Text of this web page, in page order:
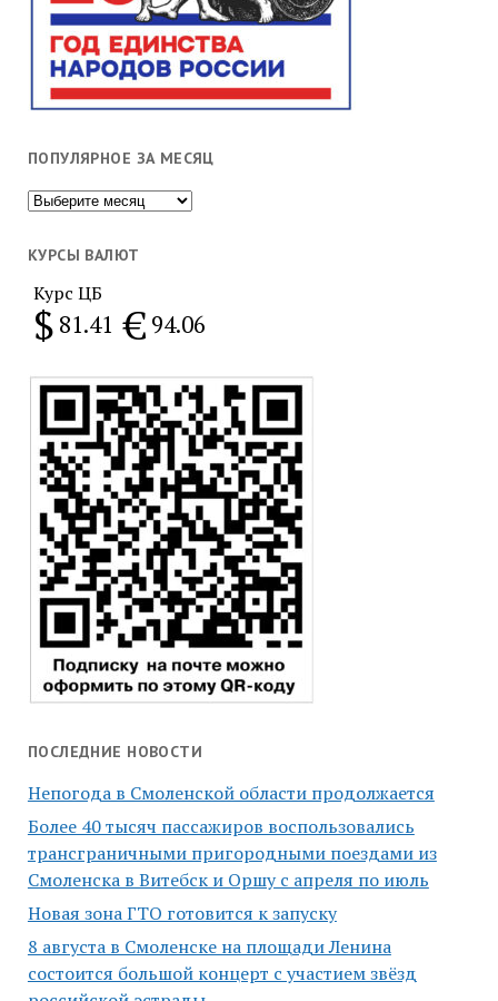
ПОПУЛЯРНОЕ ЗА МЕСЯЦ
Популярное
месяц
КУРСЫ ВАЛЮТ
Курс ЦБ
$ 81.41 € 94.06
ПОСЛЕДНИЕ НОВОСТИ
Непогода в Смоленской области продолжается
Более 40 тысяч пассажиров воспользовались
трансграничными пригородными поездами из
Смоленска в Витебск и Оршу с апреля по июль
Новая зона ГТО готовится к запуску
8 августа в Смоленске на площади Ленина
состоится большой концерт с участием звёзд